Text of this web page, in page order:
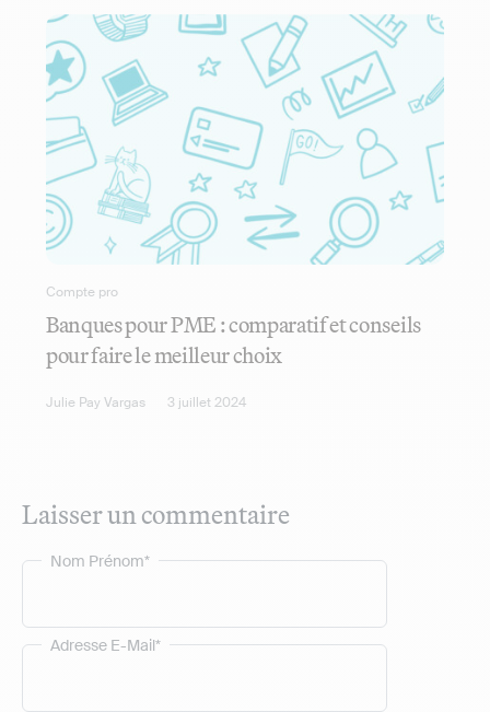
Compte pro
Banques pour PME : comparatif et conseils
pour faire le meilleur choix
Julie Pay Vargas 3 juillet 2024
Laisser un commentaire
Nom Prénom*
Adresse E-Mail*